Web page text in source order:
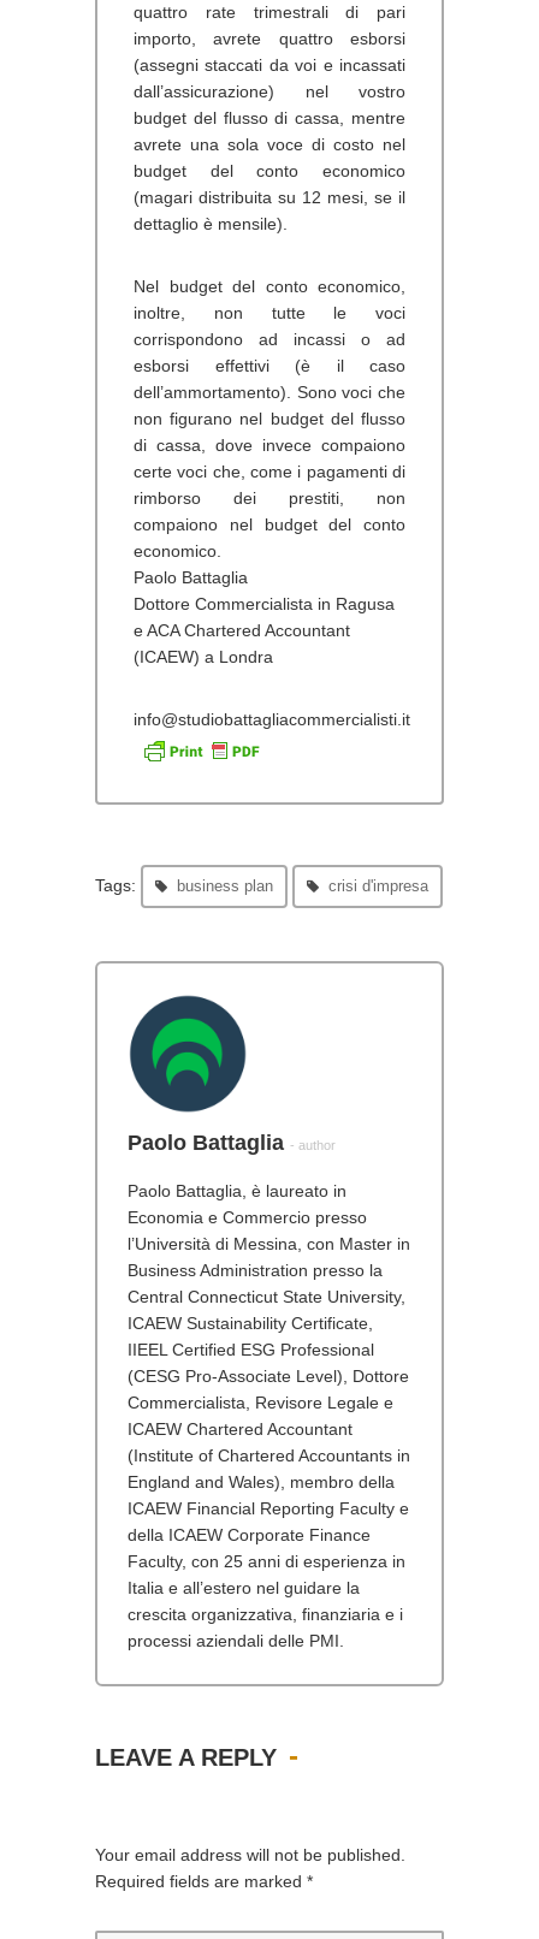
quattro rate trimestrali di pari
importo, avrete quattro esborsi
(assegni staccati da voi e incassati
dall’assicurazione) nel vostro
budget del flusso di cassa, mentre
avrete una sola voce di costo nel
budget del conto economico
(magari distribuita su 12 mesi, se il
dettaglio è mensile).
Nel budget del conto economico,
inoltre, non tutte le voci
corrispondono ad incassi o ad
esborsi effettivi (è il caso
dell’ammortamento). Sono voci che
non figurano nel budget del flusso
di cassa, dove invece compaiono
certe voci che, come i pagamenti di
rimborso dei prestiti, non
compaiono nel budget del conto
economico.
Paolo Battaglia
Dottore Commercialista in Ragusa
e ACA Chartered Accountant
(ICAEW) a Londra
info@studiobattagliacommercialisti.it
Tags: business plan crisi d'impresa
Paolo Battaglia - author
Paolo Battaglia, è laureato in
Economia e Commercio presso
l’Università di Messina, con Master in
Business Administration presso la
Central Connecticut State University,
ICAEW Sustainability Certificate,
IIEEL Certified ESG Professional
(CESG Pro-Associate Level), Dottore
Commercialista, Revisore Legale e
ICAEW Chartered Accountant
(Institute of Chartered Accountants in
England and Wales), membro della
ICAEW Financial Reporting Faculty e
della ICAEW Corporate Finance
Faculty, con 25 anni di esperienza in
Italia e all’estero nel guidare la
crescita organizzativa, finanziaria e i
processi aziendali delle PMI.
LEAVE A REPLY
Your email address will not be published.
Required fields are marked *